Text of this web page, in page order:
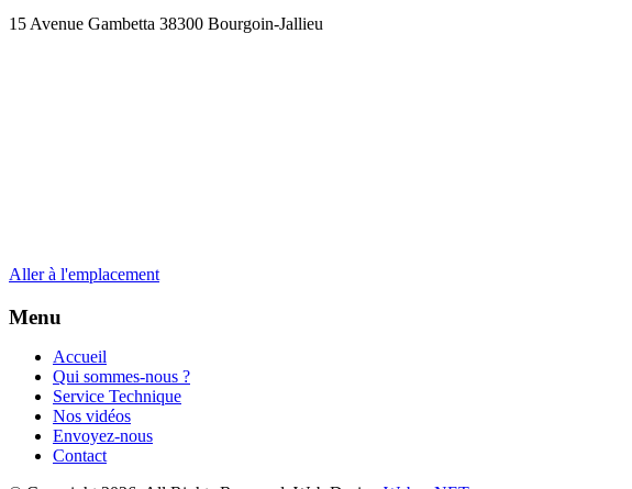
15 Avenue Gambetta 38300 Bourgoin-Jallieu
Aller à l'emplacement
Menu
Accueil
Qui sommes-nous ?
Service Technique
Nos vidéos
Envoyez-nous
Contact